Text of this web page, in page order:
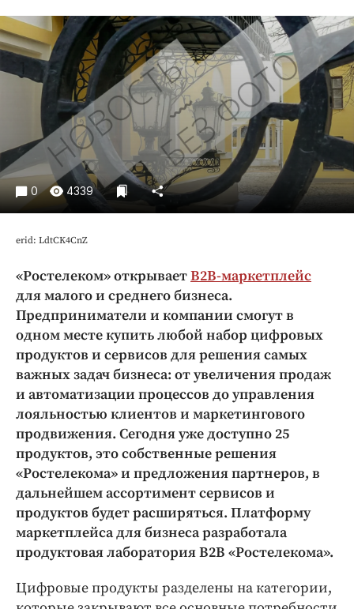
Культура
Недвижимость и ЖКХ
Образование
Общество
Погода
Праздники
Происшествия
Спорт
Издания
Медиаперсона
Интересное чтиво
Клиника года
Бренд года
Работодатель года
0 4339
erid: LdtCK4CnZ
«Ростелеком» открываетB2B-маркетплейс
для малого и среднего бизнеса.
Предприниматели и компании смогут в
одном месте купить любой набор цифровых
продуктов и сервисов для решения самых
важных задач бизнеса: от увеличения продаж
и автоматизации процессов до управления
лояльностью клиентов и маркетингового
продвижения. Сегодня уже доступно 25
продуктов, это собственные решения
«Ростелекома» и предложения партнеров, в
дальнейшем ассортимент сервисов и
продуктов будет расширяться. Платформу
маркетплейса для бизнеса разработала
продуктовая лаборатория B2B «Ростелекома».
Цифровые продукты разделены на категории,